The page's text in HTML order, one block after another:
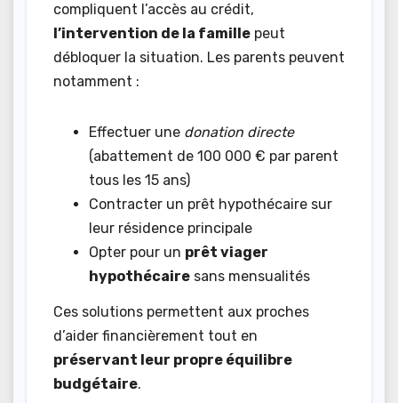
compliquent l’accès au crédit,
l’intervention de la famille peut
débloquer la situation. Les parents peuvent
notamment :
Effectuer une donation directe
(abattement de 100 000 € par parent
tous les 15 ans)
Contracter un prêt hypothécaire sur
leur résidence principale
Opter pour un prêt viager
hypothécaire sans mensualités
Ces solutions permettent aux proches
d’aider financièrement tout en
préservant leur propre équilibre
budgétaire.